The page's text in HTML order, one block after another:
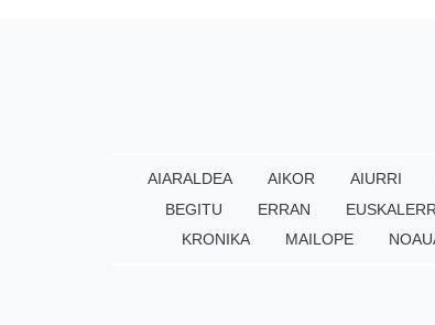
AIARALDEA AIKOR AIURRI
BEGITU
ERRAN
KRONIKA
MAILOPE